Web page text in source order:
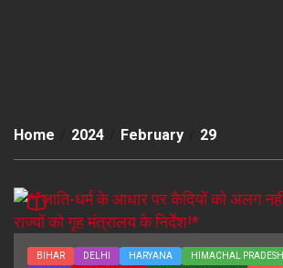
Home 2024 February 29
BIHAR DELHI HARYANA HIMACHAL PRADESH